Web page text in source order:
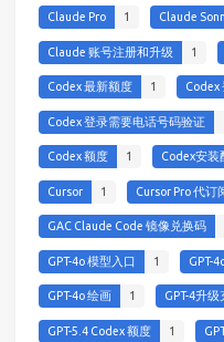
Claude Pro 1 Claude
Claude 账号注册和升级 1
Codex 最新额度 1 Codex
Codex 登录需要电话号码验证
Codex 额度 1 Codex安装
Cursor 1 Cursor Pro 代订
GAC Claude Code 镜像兑换码
GPT-4o 模型入口 1 GPT-
GPT-4o 绘画 1 GPT-4升
GPT-5.4 Codex 额度 1